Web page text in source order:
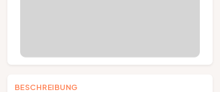
BESCHREIBUNG